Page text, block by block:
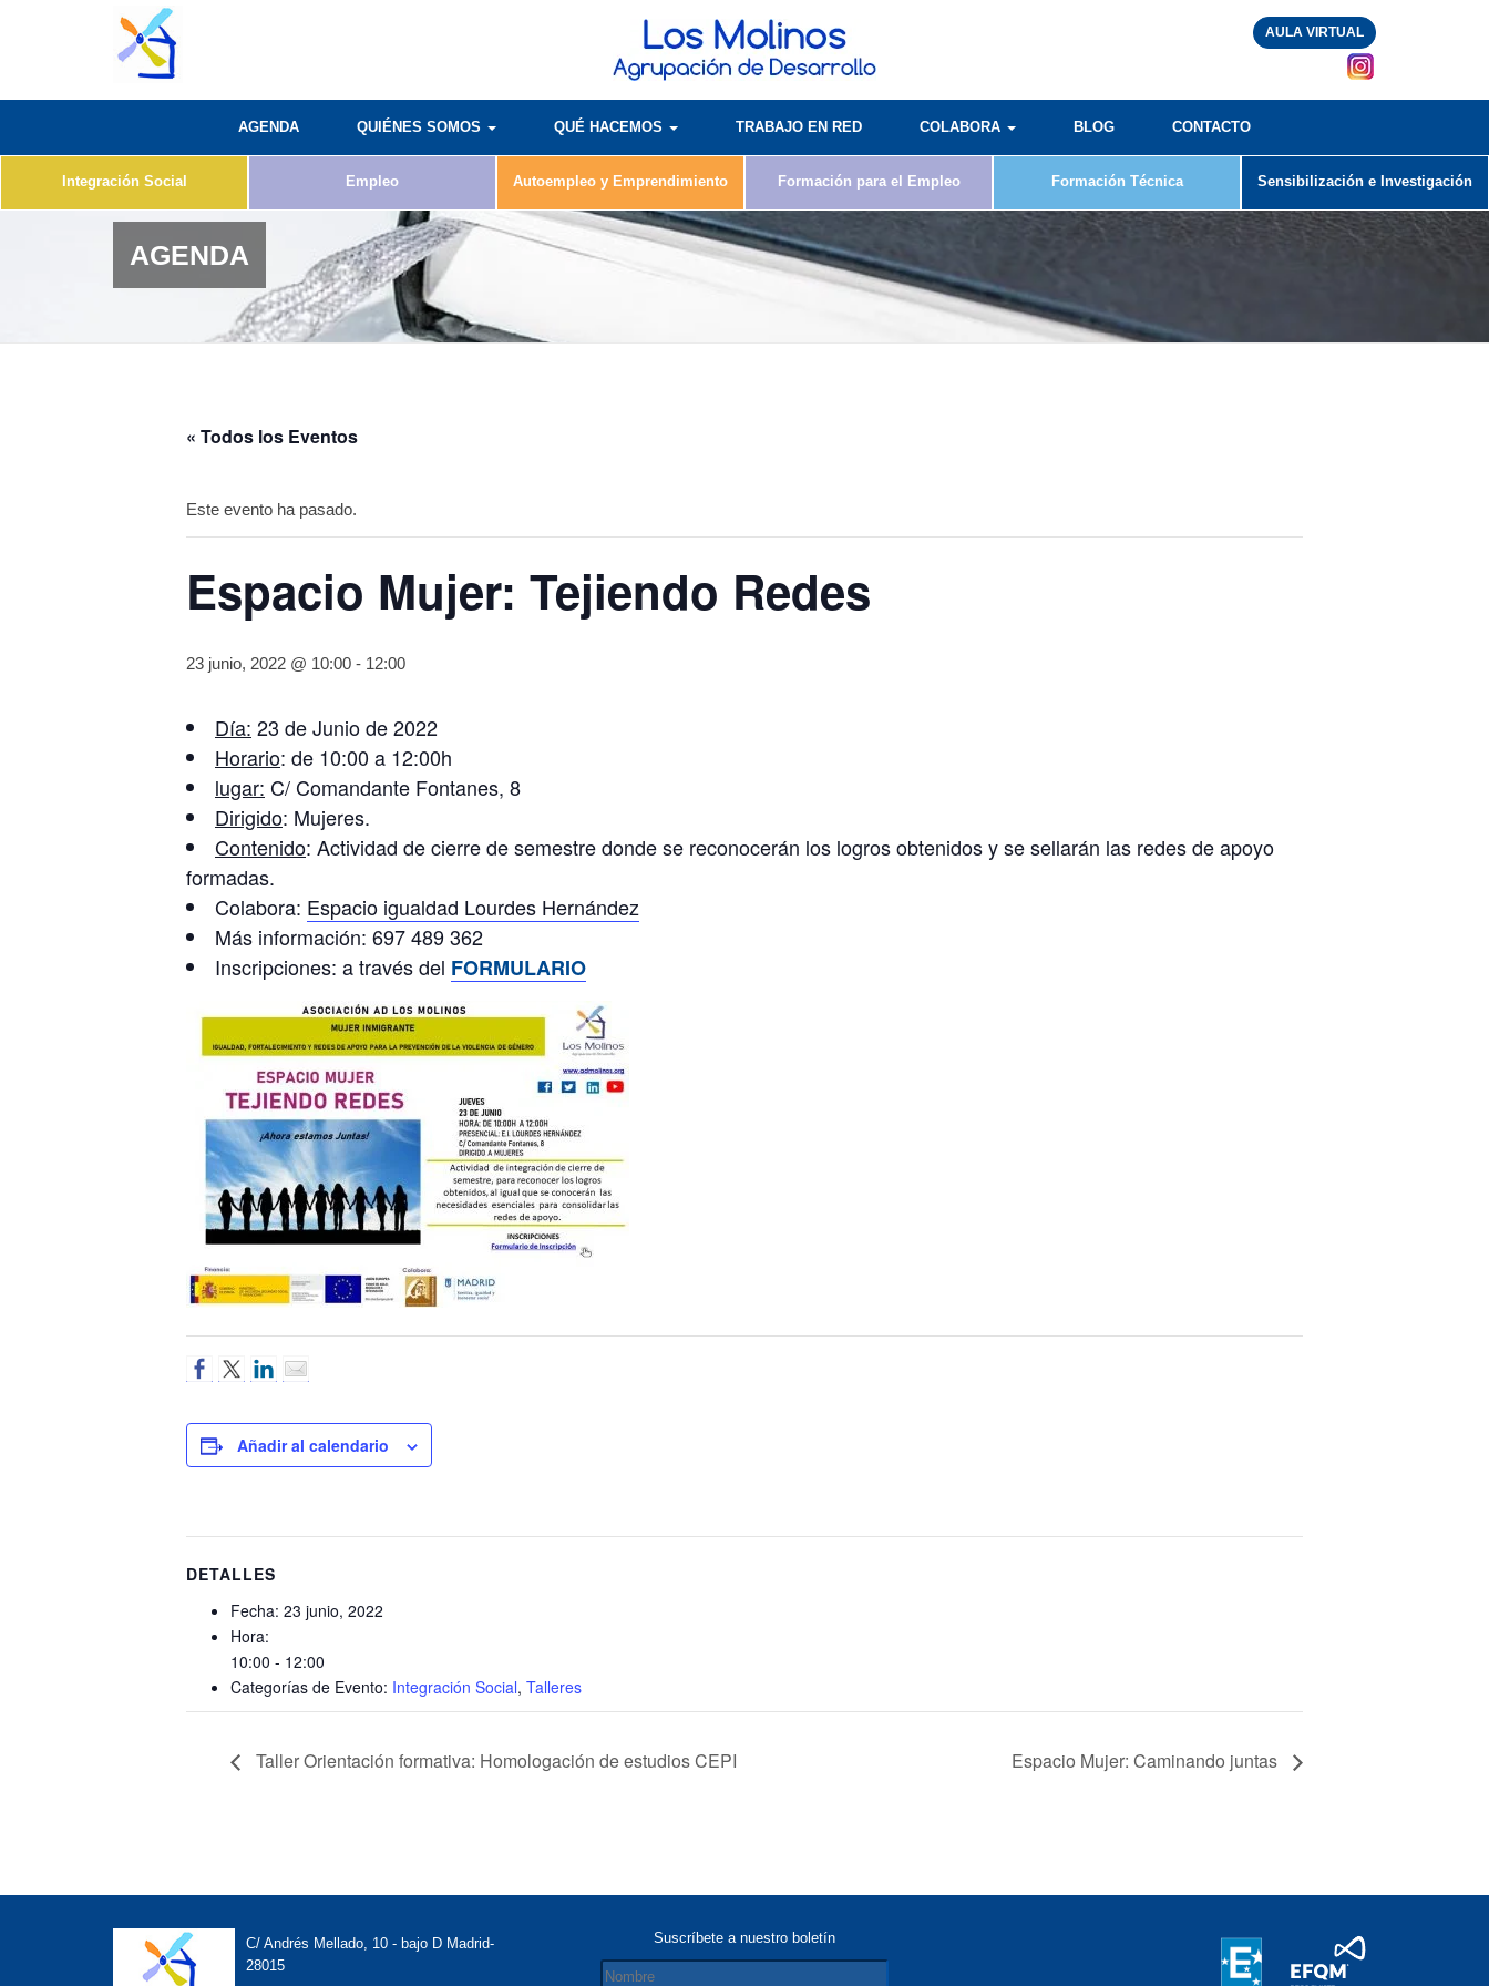
AULA VIRTUAL
AGENDA QUIÉNES SOMOS QUÉ HACEMOS TRABAJO EN RED COLABORA BLOG CONTACTO
Integración Social Empleo Autoempleo y Emprendimiento Formación para el Empleo Formación Técnica Sensibilización e Investigación
AGENDA
« Todos los Eventos
Este evento ha pasado.
Espacio Mujer: Tejiendo Redes
23 junio, 2022 @ 10:00 - 12:00
Día: 23 de Junio de 2022
Horario: de 10:00 a 12:00h
lugar: C/ Comandante Fontanes, 8
Dirigido: Mujeres.
Contenido: Actividad de cierre de semestre donde se reconocerán los logros obtenidos y se sellarán las redes de apoyo
formadas.
Colabora: Espacio igualdad Lourdes Hernández
Más información: 697 489 362
Inscripciones: a través del FORMULARIO
Añadir al calendario
DETALLES
Fecha: 23 junio, 2022
Hora:
10:00 - 12:00
Categorías de Evento: Integración Social, Talleres
Taller Orientación formativa: Homologación de estudios CEPI Espacio Mujer: Caminando juntas
C/ Andrés Mellado, 10 - bajo D Madrid-
28015
Suscríbete a nuestro boletín